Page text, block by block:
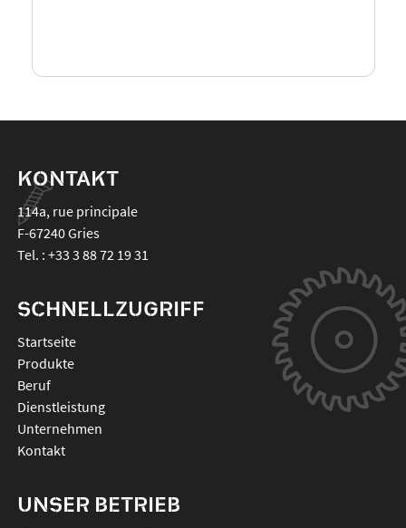
KONTAKT
114a, rue principale
F-67240Gries
Tel. : +33 3 88 72 19 31
SCHNELLZUGRIFF
Startseite
Produkte
Beruf
Dienstleistung
Unternehmen
Kontakt
UNSER BETRIEB